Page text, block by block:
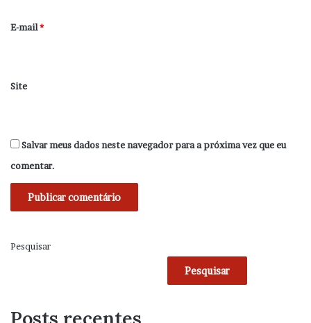
*
E-mail*
Site
Salvar meus dados neste navegador para a próxima vez que eu
comentar.
Pesquisar
Pesquisar